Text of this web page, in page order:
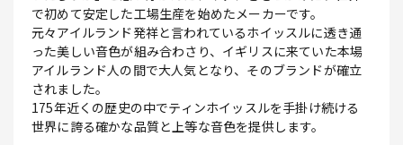
で初めて安定した工場生産を始めたメーカーです。
元々アイルランド発祥と言われているホイッスルに透き通
った美しい音色が組み合わさり、イギリスに来ていた本場
アイルランド人の間で大人気となり、そのブランドが確立
されました。
175年近くの歴史の中でティンホイッスルを手掛け続ける
世界に誇る確かな品質と上等な音色を提供します。